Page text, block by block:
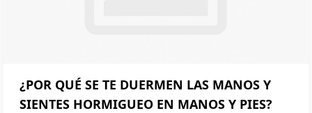
¿POR QUÉ SE TE DUERMEN LAS MANOS Y
SIENTES HORMIGUEO EN MANOS Y PIES?